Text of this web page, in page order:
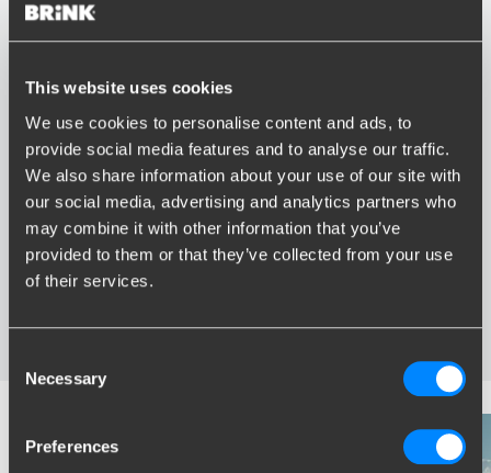
This website uses cookies
We use cookies to personalise content and ads, to
provide social media features and to analyse our traffic.
We also share information about your use of our site with
our social media, advertising and analytics partners who
may combine it with other information that you’ve
provided to them or that they’ve collected from your use
of their services.
Selection
Necessary
Preferences
Vorteile von Brink
Größter Sortiment Anhängerkupplungen
Speziell entwickelt und getestet für Ihr Auto
Sichere und zertifizierte Anhängerkupplungen
Montage in Ihrer Nähe
starre, abnehmbare und schwenkbare